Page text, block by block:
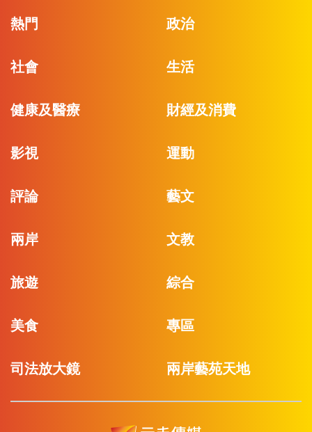
熱門 政治
社會 生活
健康及醫療 財經及消費
影視 運動
評論 藝文
兩岸 文教
旅遊 綜合
美食 專區
司法放大鏡 兩岸藝苑天地